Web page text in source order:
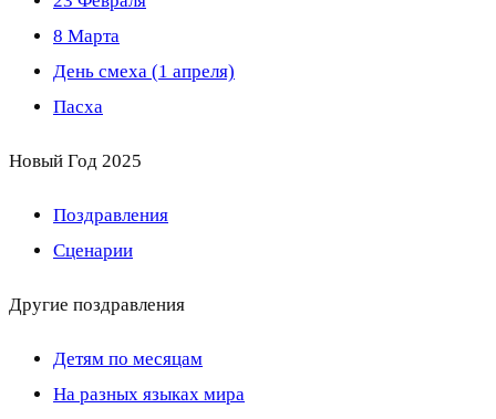
8 Марта
День смеха (1 апреля)
Пасха
Новый Год 2025
Поздравления
Сценарии
Другие поздравления
Детям по месяцам
На разных языках мира